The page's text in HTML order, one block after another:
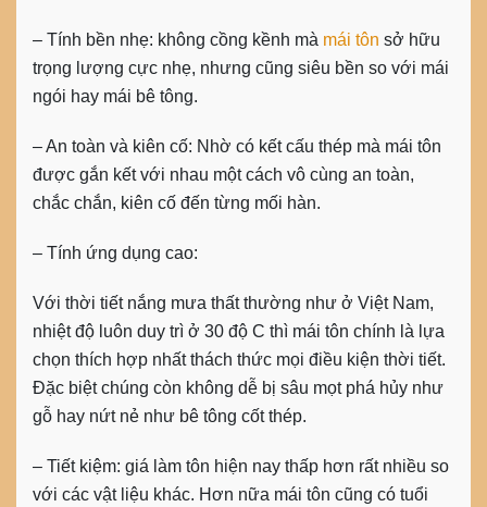
– Tính bền nhẹ: không cồng kềnh mà mái tôn sở hữu
trọng lượng cực nhẹ, nhưng cũng siêu bền so với mái
ngói hay mái bê tông.
– An toàn và kiên cố: Nhờ có kết cấu thép mà mái tôn
được gắn kết với nhau một cách vô cùng an toàn,
chắc chắn, kiên cố đến từng mối hàn.
– Tính ứng dụng cao:
Với thời tiết nắng mưa thất thường như ở Việt Nam,
nhiệt độ luôn duy trì ở 30 độ C thì mái tôn chính là lựa
chọn thích hợp nhất thách thức mọi điều kiện thời tiết.
Đặc biệt chúng còn không dễ bị sâu mọt phá hủy như
gỗ hay nứt nẻ như bê tông cốt thép.
– Tiết kiệm: giá làm tôn hiện nay thấp hơn rất nhiều so
với các vật liệu khác. Hơn nữa mái tôn cũng có tuổi